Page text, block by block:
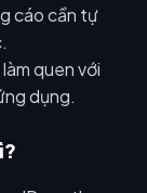
cáo cần tự
quen với
dụng.